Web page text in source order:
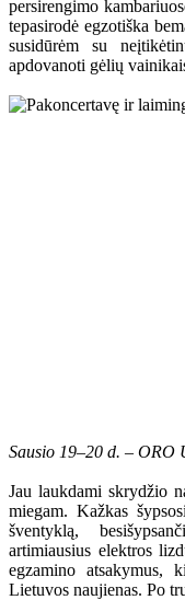
persirengimo
tepasirodė egzotiška
susidūrėm su
apdovanoti gėlių
Sausio 19–20 d. – ORO
Jau laukdami skrydžio
miegam. Kažkas
šventyklą,
artimiausius elektros
egzamino atsakymus,
Lietuvos naujienas. Po